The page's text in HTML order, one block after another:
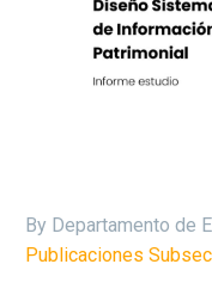
By Departamento de
Publicaciones